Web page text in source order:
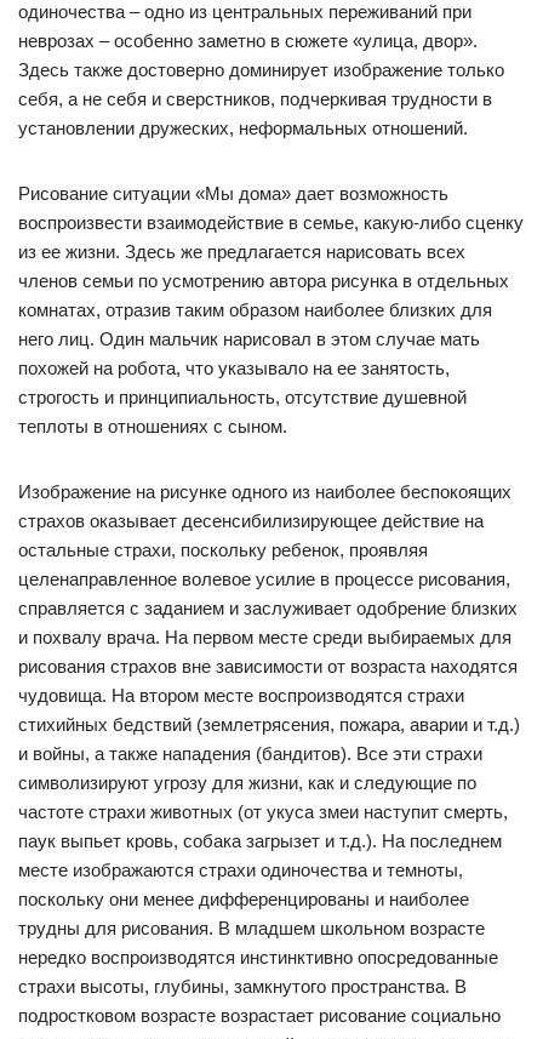
одиночества – одно из центральных переживаний при
неврозах – особенно заметно в сюжете «улица, двор».
Здесь также достоверно доминирует изображение только
себя, а не себя и сверстников, подчеркивая трудности в
установлении дружеских, неформальных отношений.
Рисование ситуации «Мы дома» дает возможность
воспроизвести взаимодействие в семье, какую-либо сценку
из ее жизни. Здесь же предлагается нарисовать всех
членов семьи по усмотрению автора рисунка в отдельных
комнатах, отразив таким образом наиболее близких для
него лиц. Один мальчик нарисовал в этом случае мать
похожей на робота, что указывало на ее занятость,
строгость и принципиальность, отсутствие душевной
теплоты в отношениях с сыном.
Изображение на рисунке одного из наиболее беспокоящих
страхов оказывает десенсибилизирующее действие на
остальные страхи, поскольку ребенок, проявляя
целенаправленное волевое усилие в процессе рисования,
справляется с заданием и заслуживает одобрение близких
и похвалу врача. На первом месте среди выбираемых для
рисования страхов вне зависимости от возраста находятся
чудовища. На втором месте воспроизводятся страхи
стихийных бедствий (землетрясения, пожара, аварии и т.д.)
и войны, а также нападения (бандитов). Все эти страхи
символизируют угрозу для жизни, как и следующие по
частоте страхи животных (от укуса змеи наступит смерть,
паук выпьет кровь, собака загрызет и т.д.). На последнем
месте изображаются страхи одиночества и темноты,
поскольку они менее дифференцированы и наиболее
трудны для рисования. В младшем школьном возрасте
нередко воспроизводятся инстинктивно опосредованные
страхи высоты, глубины, замкнутого пространства. В
подростковом возрасте возрастает рисование социально